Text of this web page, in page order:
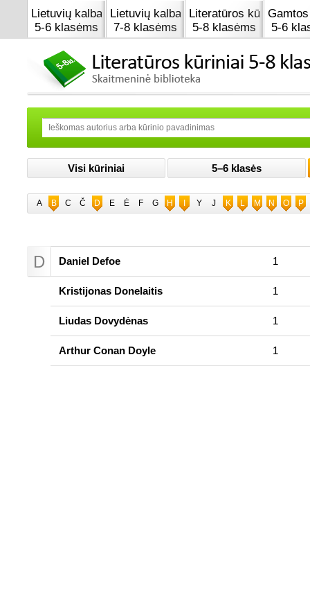
Lietuvių kalba
5-6 klasėms
Lietuvių kalba
7-8 klasėms
Literatūros kūrinai
5-8 klasėms
5-6
Visi kūriniai 5–6 klasės
A B C Č D E Ė F G H Y J K L M N O P
D Daniel Defoe 1
Kristijonas Donelaitis 1
Liudas Dovydėnas 1
Arthur Conan Doyle 1